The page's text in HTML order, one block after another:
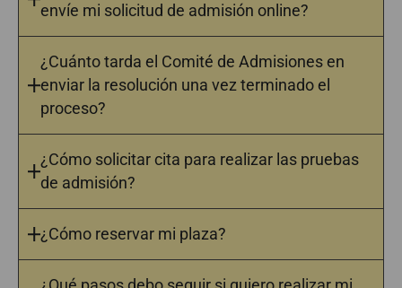
envíe mi solicitud de admisión online?
¿Cuánto tarda el Comité de Admisiones en
enviar la resolución una vez terminado el
proceso?
¿Cómo solicitar cita para realizar las pruebas
de admisión?
¿Cómo reservar mi plaza?